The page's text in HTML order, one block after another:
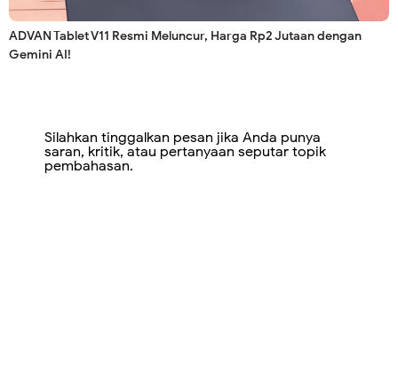
ADVAN Tablet V11 Resmi Meluncur, Harga Rp2 Jutaan dengan
Gemini AI!
Silahkan tinggalkan pesan jika Anda punya
saran, kritik, atau pertanyaan seputar topik
pembahasan.